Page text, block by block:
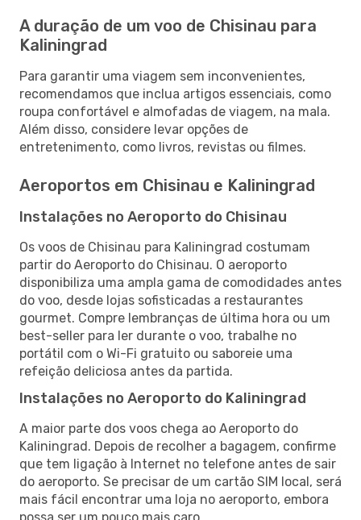
A duração de um voo de Chisinau para
Kaliningrad
Para garantir uma viagem sem inconvenientes,
recomendamos que inclua artigos essenciais, como
roupa confortável e almofadas de viagem, na mala.
Além disso, considere levar opções de
entretenimento, como livros, revistas ou filmes.
Aeroportos em Chisinau e Kaliningrad
Instalações no Aeroporto do Chisinau
Os voos de Chisinau para Kaliningrad costumam
partir do Aeroporto do Chisinau. O aeroporto
disponibiliza uma ampla gama de comodidades antes
do voo, desde lojas sofisticadas a restaurantes
gourmet. Compre lembranças de última hora ou um
best-seller para ler durante o voo, trabalhe no
portátil com o Wi-Fi gratuito ou saboreie uma
refeição deliciosa antes da partida.
Instalações no Aeroporto do Kaliningrad
A maior parte dos voos chega ao Aeroporto do
Kaliningrad. Depois de recolher a bagagem, confirme
que tem ligação à Internet no telefone antes de sair
do aeroporto. Se precisar de um cartão SIM local, será
mais fácil encontrar uma loja no aeroporto, embora